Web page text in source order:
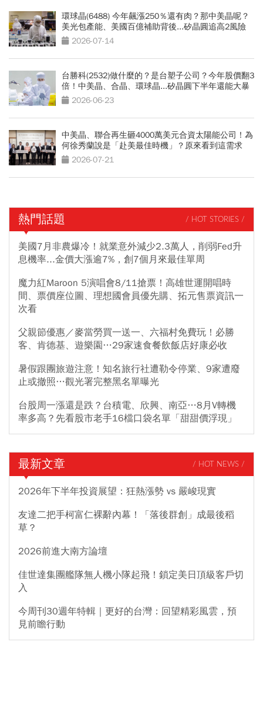
環球晶(6488) 今年飆漲250％還有肉？那中美晶呢？
美光包產能、美國百億補助背後...矽晶圓追高2風險
2026-07-14
台勝科(2532)做什麼的？是台塑子公司？今年股價翻3
倍！中美晶、合晶、環球晶...矽晶圓下半年還能大暴
漲？2026-06-23
中美晶、聯合再生砸4000萬美元合資太陽能公司！為
何徐秀蘭說是「赴美最佳時機」？原來看到這需求
2026-07-21
熱門話題 / HOT STORIES /
美國7月非農爆冷！就業意外減少2.3萬人，削弱Fed升
息機率...金價大漲逾7%，創7個月來最佳單周
魔力紅Maroon 5演唱會8/11搶票！高雄世運開唱時
間、票價座位圖、理想國會員優先購、拓元售票資訊一
次看
父親節優惠／麥當勞買一送一、六福村免費玩！必勝
客、肯德基、遊樂園…29家速食餐飲飯店好康必收
暑假跟團旅遊注意！知名旅行社遭勒令停業、9家遭廢
止或撤照…觀光署完整黑名單曝光
台股周一漲還是跌？台積電、欣興、南亞…8月V轉機
率多高？先看股市老手16檔口袋名單「甜甜價浮現」
最新文章 / HOT NEWS /
2026年下半年投資展望：狂熱漲勢 vs 嚴峻現實
友達二把手柯富仁裸辭內幕！「落後群創」成最後稻
草？
2026前進大南方論壇
佳世達集團艦隊無人機小隊起飛！鎖定美日頂級客戶切
入
今周刊30週年特輯｜更好的台灣：回望精彩風雲，預
見前瞻行動